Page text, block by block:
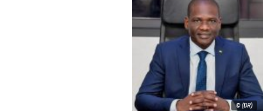
© (DR)